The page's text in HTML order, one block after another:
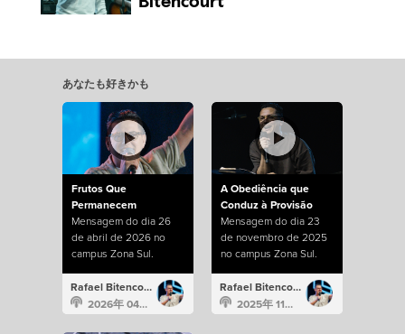
あなたも好きかも
Frutos Que
Permanecem
Mensagem do dia 26
de abril de 2026 no
campus Zona Sul.
Rafael Bitencourt
2026年 04月 26日
A Obediência que
Conduz à Provisão
Mensagem do dia 23
de novembro de 2025
no campus Zona Sul.
Rafael Bitencourt
2025年 11月 23日